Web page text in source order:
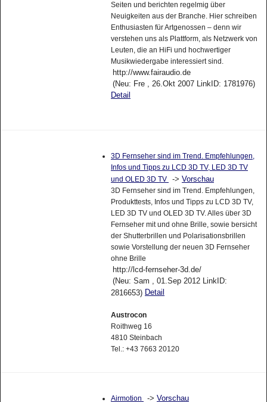
Seiten und berichten regelmig über
Neuigkeiten aus der Branche. Hier schreiben
Enthusiasten für Artgenossen – denn wir
verstehen uns als Plattform, als Netzwerk von
Leuten, die an HiFi und hochwertiger
Musikwiedergabe interessiert sind.
http://www.fairaudio.de
(Neu: Fre , 26.Okt 2007 LinkID: 1781976)
Detail
3D Fernseher sind im Trend. Empfehlungen,
Infos und Tipps zu LCD 3D TV, LED 3D TV
und OLED 3D TV
-> Vorschau
3D Fernseher sind im Trend. Empfehlungen,
Produkttests, Infos und Tipps zu LCD 3D TV,
LED 3D TV und OLED 3D TV. Alles über 3D
Fernseher mit und ohne Brille, sowie bersicht
der Shutterbrillen und Polarisationsbrillen
sowie Vorstellung der neuen 3D Fernseher
ohne Brille
http://lcd-fernseher-3d.de/
(Neu: Sam , 01.Sep 2012 LinkID:
2816653) Detail
Austrocon
Roithweg 16
4810 Steinbach
Tel.: +43 7663 20120
Airmotion -> Vorschau